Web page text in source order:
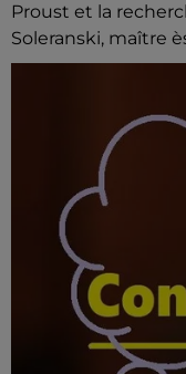
Proust et la
Soleranski, maître